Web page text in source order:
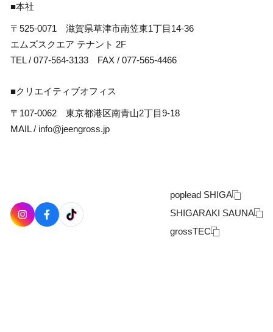
poplead SHIGA
SHIGARAKI SAUNA
grossTEC
■本社
〒525-0071 滋賀県草津市南笠東1丁目14-36
エムズスクエア テナント 2F
TEL / 077-564-3133 FAX / 077-565-4466
■クリエイティブオフィス
〒107-0062 東京都港区南青山2丁目9-18
MAIL / info@jeengross.jp